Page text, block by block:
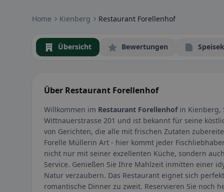
Home Kienberg Restaurant Forellenhof
Übersicht Bewertungen
Über Restaurant Forellenhof
Willkommen im Restaurant Forellenhofin Kienberg,
Wittnauerstrasse 201 und ist bekannt für seine
von Gerichten, die alle mit frischen Zutaten
Forelle Müllerin Art - hier kommt jeder
nicht nur mit seiner exzellenten Küche, sondern
Service. Genießen Sie Ihre Mahlzeit inmitten einer
Natur verzaubern. Das Restaurant eignet sich
romantische Dinner zu zweit. Reservieren Sie noch